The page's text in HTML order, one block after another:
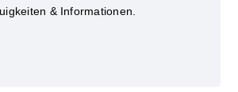
& Informationen.